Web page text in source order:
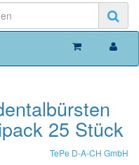
25 Stück
TePe D-A-CH GmbH